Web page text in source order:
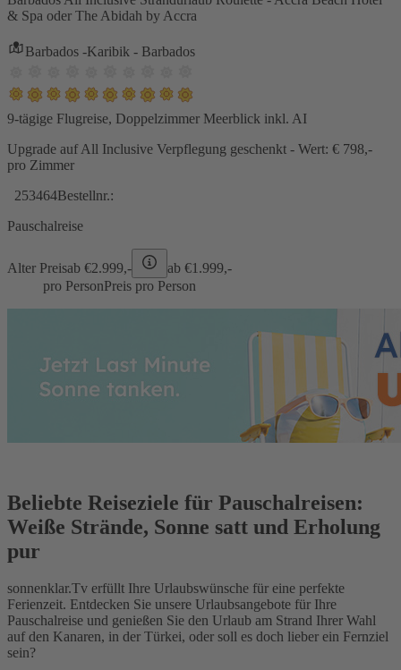
& Spa oder The Abidah by Accra
Barbados -Karibik - Barbados
9-tägige Flugreise, Doppelzimmer Meerblick inkl. AI
Upgrade auf All Inclusive Verpflegung geschenkt - Wert: € 798,-
pro Zimmer
253464Bestellnr.:
Pauschalreise
Alter Preisab €2.999,- ab €1.999,-
pro PersonPreis pro Person
Beliebte Reiseziele für Pauschalreisen:
Weiße Strände, Sonne satt und Erholung
pur
sonnenklar.Tv erfüllt Ihre Urlaubswünsche für eine perfekte
Ferienzeit. Entdecken Sie unsere Urlaubsangebote für Ihre
Pauschalreise und genießen Sie den Urlaub am Strand Ihrer Wahl
auf den Kanaren, in der Türkei, oder soll es doch lieber ein Fernziel
sein?